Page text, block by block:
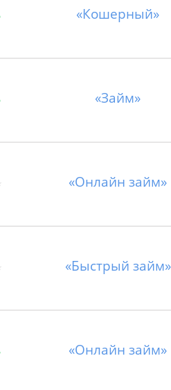
«Кошерный»
«Займ»
«Онлайн займ»
«Быстрый займ»
«Онлайн займ»